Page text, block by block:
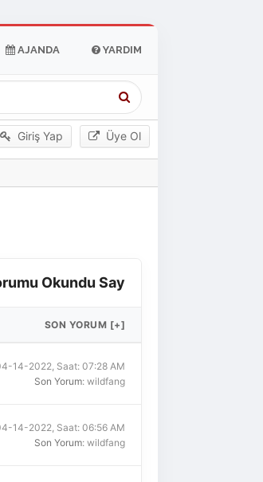
AJANDA YARDIM
Giriş Yap Üye Ol
Okundu Say
SON YORUM [+]
14-2022, Saat: 07:28 AM
Son Yorum: wildfang
14-2022, Saat: 06:56 AM
Son Yorum: wildfang